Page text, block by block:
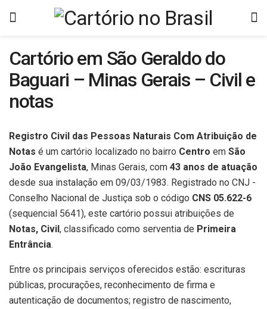
Cartório em São Geraldo do
Baguari – Minas Gerais – Civil e
notas
Registro Civil das Pessoas Naturais Com Atribuição de
Notas é um cartório localizado no bairro Centro em São
João Evangelista, Minas Gerais, com 43 anos de atuação
desde sua instalação em 09/03/1983. Registrado no CNJ -
Conselho Nacional de Justiça sob o código CNS 05.622-6
(sequencial 5641), este cartório possui atribuições de
Notas, Civil, classificado como serventia de Primeira
Entrância.
Entre os principais serviços oferecidos estão: escrituras
públicas, procurações, reconhecimento de firma e
autenticação de documentos; registro de nascimento,